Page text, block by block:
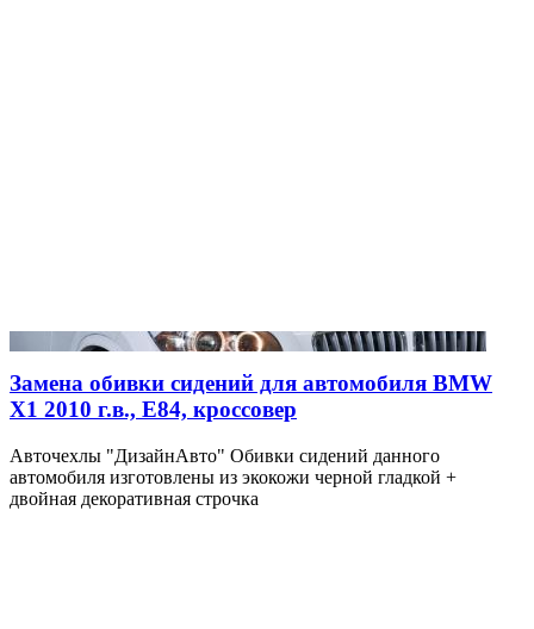
Замена обивки сидений для автомобиля BMW
X1 2010 г.в., E84, кроссовер
Авточехлы "ДизайнАвто" Обивки сидений данного
автомобиля изготовлены из экокожи черной гладкой +
двойная декоративная строчка